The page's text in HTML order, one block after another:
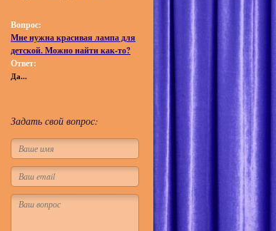
Вопрос:
Мне нужна красивая лампа для
детской. Можно найти как-то?
Ответ:
Да...
Задать свой вопрос: